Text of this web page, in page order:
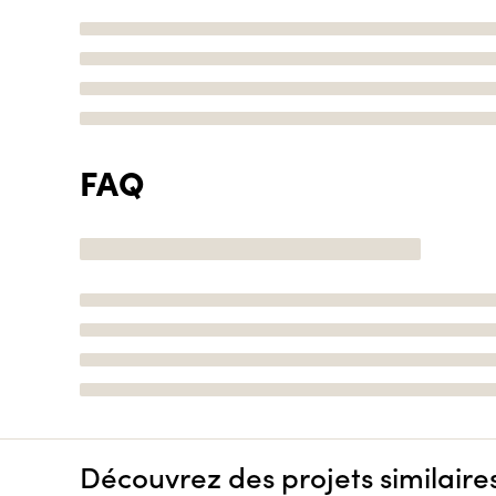
FAQ
Découvrez des projets